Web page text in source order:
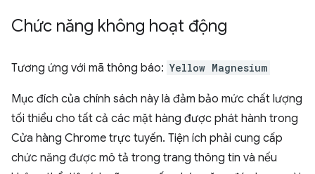
Chức năng không hoạt động
Tương ứng với mã thông báo: Yellow Magnesium
Mục đích của chính sách này là đảm bảo mức chất lượng
tối thiểu cho tất cả các mặt hàng được phát hành trong
Cửa hàng Chrome trực tuyến. Tiện ích phải cung cấp
chức năng được mô tả trong trang thông tin và nếu